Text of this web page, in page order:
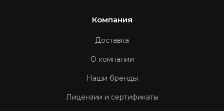
Компания
Доставка
О компании
Наши бренды
Лицензии и сертификаты